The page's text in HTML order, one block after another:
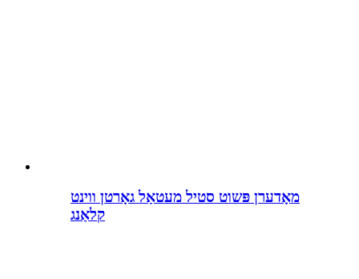
מאָדערן פּשוט סטיל מעטאַל גאָרטן ווינט
קלאַנג